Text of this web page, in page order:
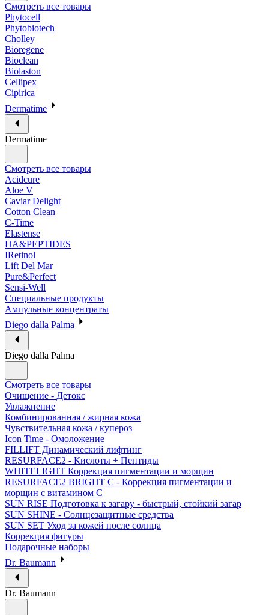
Смотреть все товары
Phytocell
Phytobiotech
Cholley
Bioregene
Bioclean
Biolaston
Cellipex
Cipirica
Dermatime
Dermatime
Смотреть все товары
Acidcure
Aloe V
Caviar Delight
Cotton Clean
C-Time
Elastense
HA&PEPTIDES
IRetinol
Lift Del Mar
Pure&Perfect
Sensi-Well
Специальные продукты
Ампульные концентраты
Diego dalla Palma
Diego dalla Palma
Смотреть все товары
Очищение - Детокс
Увлажнение
Комбинированная / жирная кожа
Чувствительная кожа / купероз
Icon Time - Омоложение
FILLIFT Динамический лифтинг
RESURFACE2 - Кислоты + Пептиды
WHITELIGHT Коррекция пигментации и морщин
RESURFACE2 BRIGHT C - Коррекция пигментации и
морщин с витамином С
SUN RISE Подготовка к загару - быстрый, стойкий загар
SUN SHINE - Солнцезащитные средства
SUN SET Уход за кожей после солнца
Коррекция фигуры
Подарочные наборы
Dr. Baumann
Dr. Baumann